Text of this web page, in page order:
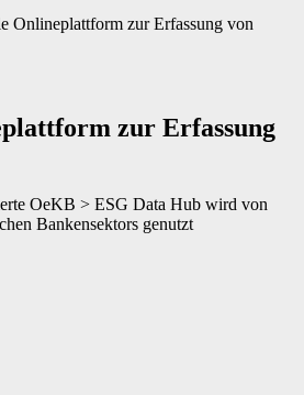
Onlineplattform zur Erfassung von
zur Erfassung
OeKB > ESG Data Hub wird von
Bankensektors genutzt